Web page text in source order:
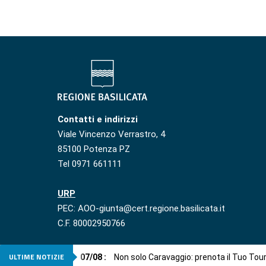
Contatti e indirizzi
Viale Vincenzo Verrastro, 4
85100 Potenza PZ
Tel 0971 661111
URP
PEC: AOO-giunta@cert.regione.basilicata.it
C.F. 80002950766
ULTIME NOTIZIE 07/08 : Non solo Caravaggio: prenota il Tuo Tour